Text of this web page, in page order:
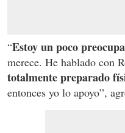
“Estoy un poco
merece. He hablado con
totalmente preparado
entonces yo lo apoyo”,